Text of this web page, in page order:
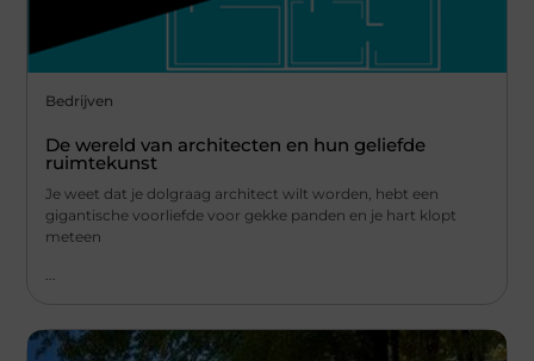
Bedrijven
De wereld van architecten en hun geliefde
ruimtekunst
Je weet dat je dolgraag architect wilt worden, hebt een
gigantische voorliefde voor gekke panden en je hart klopt
meteen
...